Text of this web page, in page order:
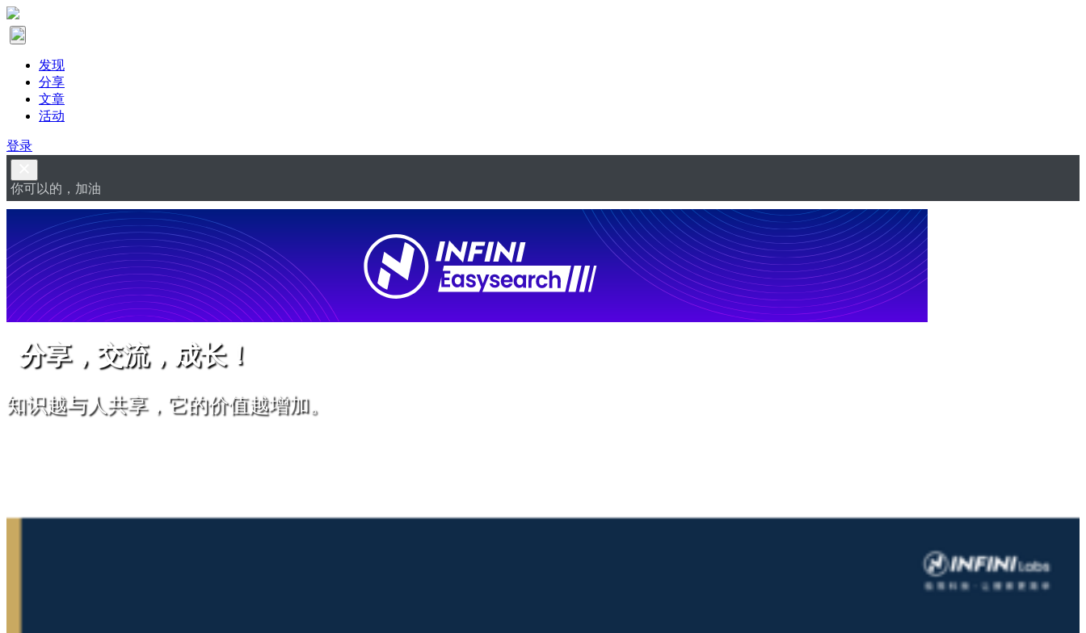
发现
分享
文章
活动
登录
你可以的，加油
分享，交流，成长！
知识越与人共享，它的价值越增加。